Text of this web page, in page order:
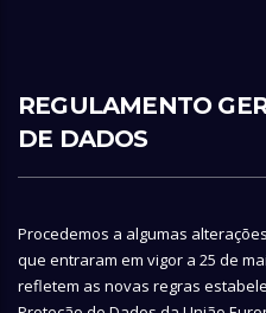
REGULAMENTO
DE DADOS
Procedemos a algumas
que entraram em vigor a 25 de
refletem as novas regras